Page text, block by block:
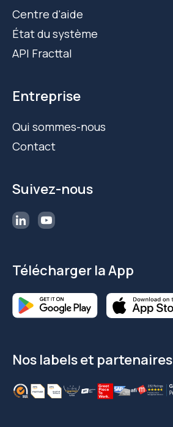
Centre d'aide
État du système
API Fracttal
Entreprise
Qui sommes-nous
Contact
Suivez-nous
Télécharger la App
Nos labels et partenaires